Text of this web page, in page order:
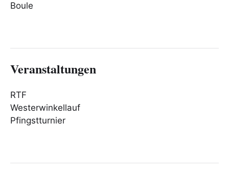
Boule
Veranstaltungen
RTF
Westerwinkellauf
Pfingstturnier